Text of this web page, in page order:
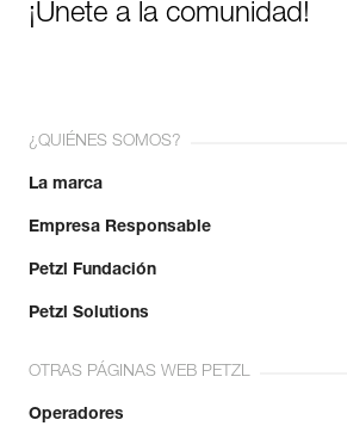
¡Únete a la comunidad!
¿QUIÉNES SOMOS?
La marca
Empresa Responsable
Petzl Fundación
Petzl Solutions
OTRAS PÁGINAS WEB PETZL
Operadores